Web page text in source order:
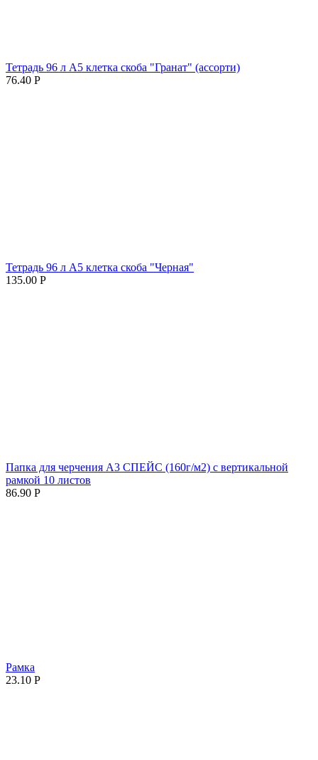
Тетрадь 96 л А5 клетка скоба "Гранат" (ассорти)
76.40 Р
Тетрадь 96 л А5 клетка скоба "Черная"
135.00 Р
Папка для черчения А3 СПЕЙС (160г/м2) с вертикальной
рамкой 10 листов
86.90 Р
Рамка
23.10 Р